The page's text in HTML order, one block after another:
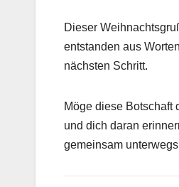
Dieser
entstanden aus
nächsten Schritt.
Möge diese Botschaft
und dich daran
gemeinsam